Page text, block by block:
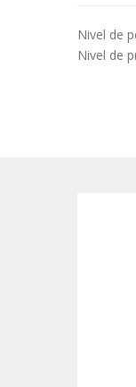
Nivel de
Nivel de